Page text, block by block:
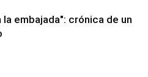
la embajada": crónica de un